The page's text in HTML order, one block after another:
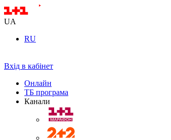
UA
RU
Вхід в кабінет
Онлайн
ТБ програма
Канали